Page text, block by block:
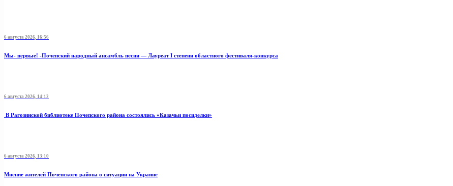
6 августа 2026, 16:56
Мы- первые! -Почепский народный ансамбль песни — Лауреат I степени областного фестиваля-конкурса
6 августа 2026, 14:12
В Рагозинской библиотеке Почепского района состоялись «Казачьи посиделки»
6 августа 2026, 13:10
Мнение жителей Почепского района о ситуации на Украине